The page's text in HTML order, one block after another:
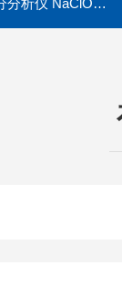
NaClONaOH监测